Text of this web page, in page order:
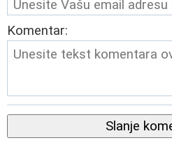
Komentar:
Slanje